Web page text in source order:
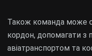
Також команда може
кордон, допомагати з
авіатранспортом та